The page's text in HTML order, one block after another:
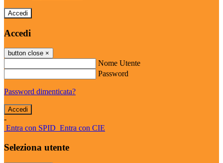
Accedi
Accedi
button close ×
Nome Utente
Password
Password dimenticata?
-
Entra con SPID Entra con CIE
Seleziona utente